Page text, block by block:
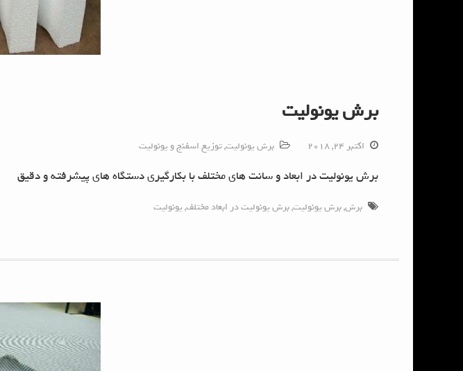
برش یونولیت
اکتبر 24, 2018 برش یونولیت,توزیع اسفنج و یونولیت
برش یونولیت در ابعاد و سانت های مختلف با بکارگیری دستگاه های پیشرفته و دقیق
برش,برش یونولیت,برش یونولیت در ابعاد مختلف,یونولیت